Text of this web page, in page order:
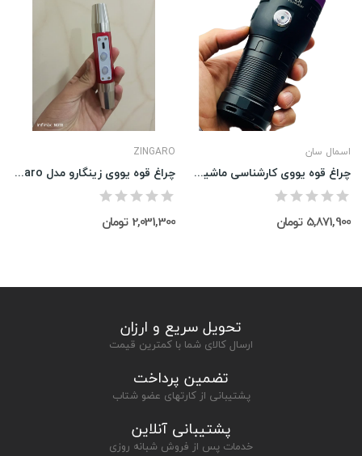
ZINGARO
چراغ قوه یووی زینگارو مدل Zingaro
2,031,300 تومان
اسمال سان
چراغ قوه یووی کارشناسی ماشین کینساچ شش لامپ مدل H4
5,871,900 تومان
تحویل سریع و ارزان
ارسال کالای شما با کمترین قیمت
تضمین پرداخت
پشتیبانی از کارتهای عضو شتاب
پشتیبانی آنلاین
خدمات پس از فروش شبانه روزی